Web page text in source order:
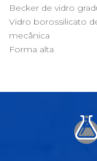
Becker de vidro
Vidro borossilicato
mecânica
Forma alta